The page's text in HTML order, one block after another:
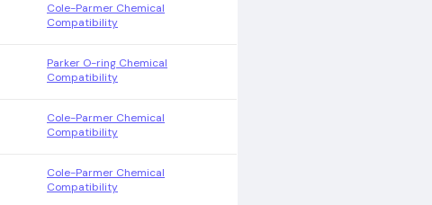
Cole-Parmer Chemical
Compatibility
Parker O-ring Chemical
Compatibility
Cole-Parmer Chemical
Compatibility
Cole-Parmer Chemical
Compatibility